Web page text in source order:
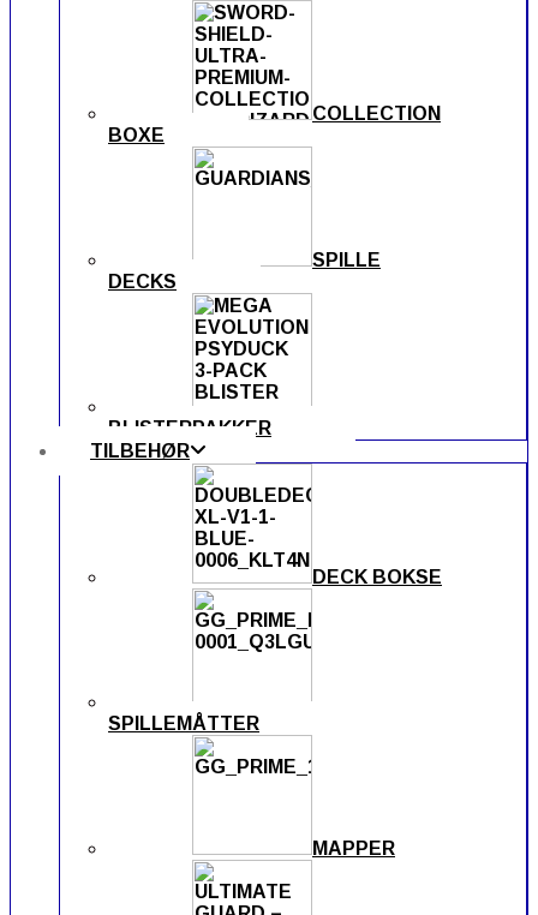
COLLECTION
BOXE
SPILLE
DECKS
BLISTERPAKKER
TILBEHØR
DECK BOKSE
SPILLEMÅTTER
MAPPER